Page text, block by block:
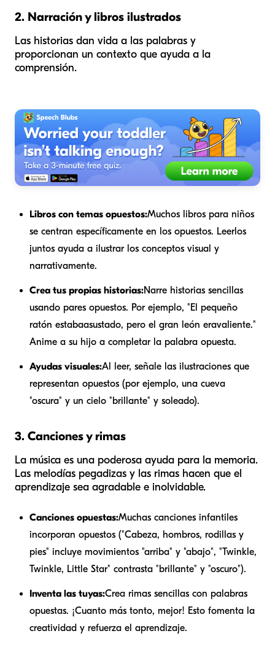
2. Narración y libros ilustrados
Las historias dan vida a las palabras y
proporcionan un contexto que ayuda a la
comprensión.
Libros con temas opuestos:Muchos libros para niños
se centran específicamente en los opuestos. Leerlos
juntos ayuda a ilustrar los conceptos visual y
narrativamente.
Crea tus propias historias:Narre historias sencillas
usando pares opuestos. Por ejemplo, "El pequeño
ratón estabaasustado, pero el gran león eravaliente."
Anime a su hijo a completar la palabra opuesta.
Ayudas visuales:Al leer, señale las ilustraciones que
representan opuestos (por ejemplo, una cueva
"oscura" y un cielo "brillante" y soleado).
3. Canciones y rimas
La música es una poderosa ayuda para la memoria.
Las melodías pegadizas y las rimas hacen que el
aprendizaje sea agradable e inolvidable.
Canciones opuestas:Muchas canciones infantiles
incorporan opuestos ("Cabeza, hombros, rodillas y
pies" incluye movimientos "arriba" y "abajo", "Twinkle,
Twinkle, Little Star" contrasta "brillante" y "oscuro").
Inventa las tuyas:Crea rimas sencillas con palabras
opuestas. ¡Cuanto más tonto, mejor! Esto fomenta la
creatividad y refuerza el aprendizaje.